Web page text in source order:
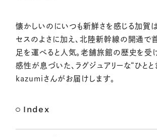
懐かしいのにいつも新鮮さを感じる加賀
セスのよさに加え、北陸新幹線の開通で
足を運べると人気。老舗旅館の歴史を受
感性が息づいた、ラグジュアリーな“ひと
kazumiさんがお届けします。
Index